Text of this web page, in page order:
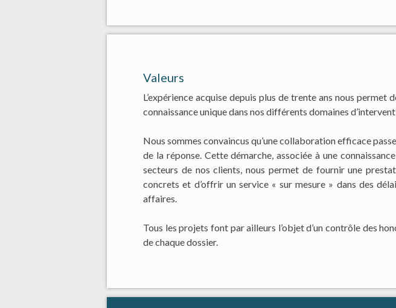
Valeurs
L’expérience acquise depuis plus de trente ans nous permet
connaissance unique dans nos différents domaines
Nous sommes convaincus qu’une collaboration efficace
de la réponse. Cette démarche, associée à une
secteurs de nos clients, nous permet de fournir une
concrets et d’offrir un service « sur mesure » dans des
affaires.
Tous les projets font par ailleurs l’objet d’un contrôle des
de chaque dossier.